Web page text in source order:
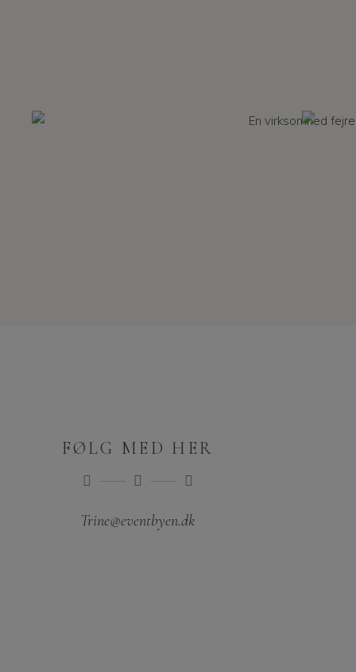
FØLG MED HER
Trine@eventbyen.dk